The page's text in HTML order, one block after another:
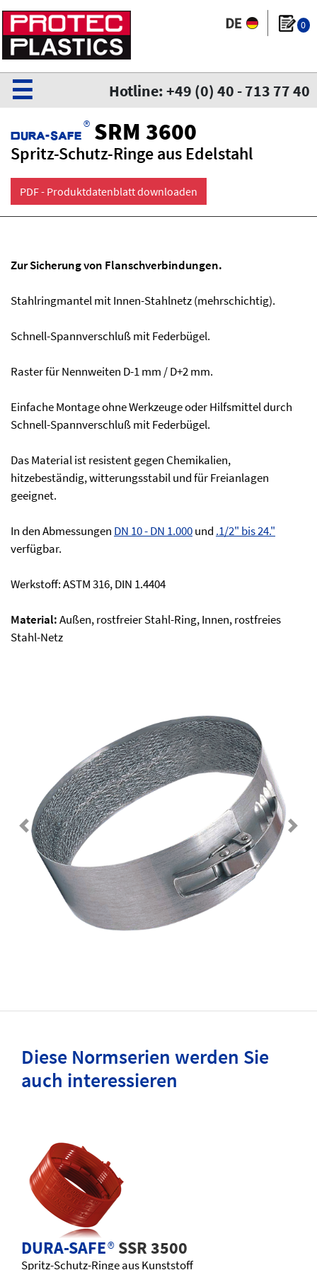
0
Hotline: +49 (0) 40 - 713 77 40
☰
Dura-safe ® SRM 3600
Spritz-Schutz-Ringe aus Edelstahl
PDF - Produktdatenblatt downloaden
Zur Sicherung von Flanschverbindungen.
Stahlringmantel mit Innen-Stahlnetz (mehrschichtig).
Schnell-Spannverschluß mit Federbügel.
Raster für Nennweiten D-1 mm / D+2 mm.
Einfache Montage ohne Werkzeuge oder Hilfsmittel durch
Schnell-Spannverschluß mit Federbügel.
Das Material ist resistent gegen Chemikalien,
hitzebeständig, witterungsstabil und für Freianlagen
geeignet.
In den Abmessungen DN 10 - DN 1.000und .1/2" bis 24."
verfügbar.
Werkstoff: ASTM 316, DIN 1.4404
Material:Außen, rostfreier Stahl-Ring, Innen, rostfreies
Stahl-Netz
Previous Next
Diese Normserien werden Sie
auch interessieren
DURA-SAFE®SSR 3500
Spritz-Schutz-Ringe aus Kunststoff